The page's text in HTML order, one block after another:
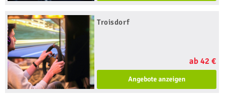
Troisdorf
ab 42 €
Angebote anzeigen